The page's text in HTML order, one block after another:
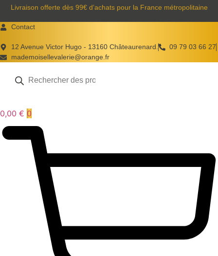
Aller
contenu
Livraison offerte dès 99€ d’achats pour la France métropolitaine
Contact
12 Avenue Victor Hugo - 13160 Châteaurenard.
09 79 03 66 27
mademoisellevalerie@orange.fr
produits
0,00 € 0